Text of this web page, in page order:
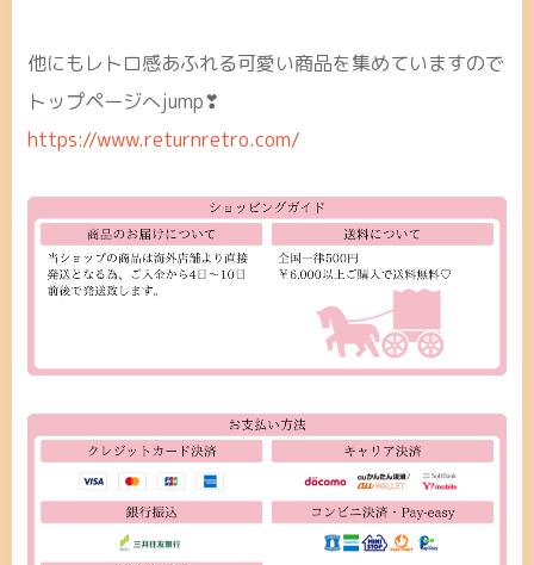
他にもレトロ感あふれる可愛い商品を集めていますので
トップページへjump❣
https://www.returnretro.com/